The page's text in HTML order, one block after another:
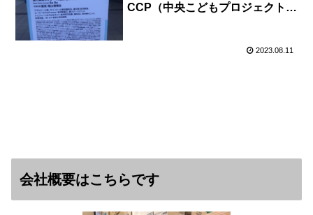
CCP（中央こどもプロジェクト）
2023.08.11
会社概要はこちらです